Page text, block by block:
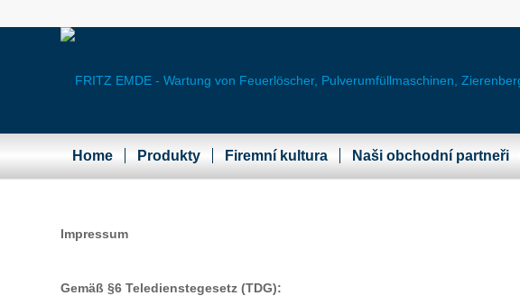
Home Produkty Firemní kultura Naši obchodní partneři
Impressum
Gemäß §6 Teledienstegesetz (TDG):